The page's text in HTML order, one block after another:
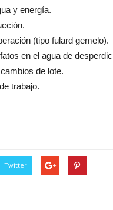
y energía.
(tipo fulard gemelo).
en el agua de
de lote.
trabajo.
Twitter